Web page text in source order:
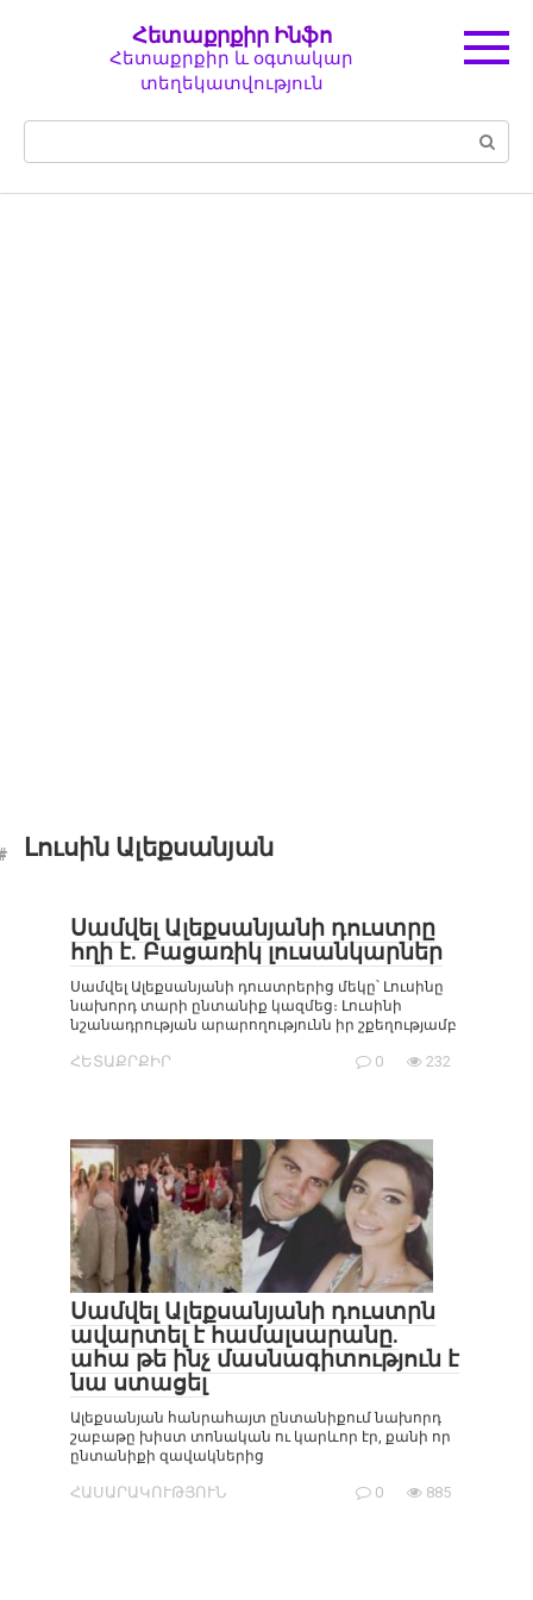
Հետաքրքիր Ինֆո
Հետաքրքիր և օգտակար
տեղեկատվություն
Լուսին Ալեքսանյան
Սամվել Ալեքսանյանի դուստրը
հղի է. Բացառիկ լուսանկարներ
Սամվել Ալեքսանյանի դուստրերից մեկը՝ Լուսինը
նախորդ տարի ընտանիք կազմեց։ Լուսինի
նշանադրության արարողությունն իր շքեղությամբ
ՀԵՏԱՔՐՔԻՐ 0 232
Սամվել Ալեքսանյանի դուստրն
ավարտել է համալսարանը.
ահա թե ինչ մասնագիտություն է
նա ստացել
Ալեքսանյան հանրահայտ ընտանիքում նախորդ
շաբաթը խիստ տոնական ու կարևոր էր, քանի որ
ընտանիքի զավակներից
ՀԱՍԱՐԱԿՈՒԹՅՈՒՆ 0 885